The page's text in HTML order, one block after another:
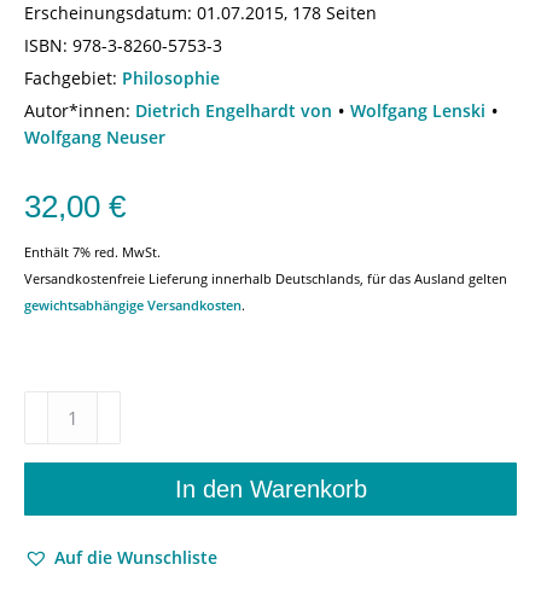
Erscheinungsdatum: 01.07.2015, 178 Seiten
ISBN: 978-3-8260-5753-3
Fachgebiet: Philosophie
Autor*innen: Dietrich Engelhardt von
Wolfgang Lenski
Wolfgang Neuser
32,00 €
Enthält 7% red. MwSt.
Versandkostenfreie Lieferung innerhalb Deutschlands, für das Ausland gelten
gewichtsabhängige Versandkosten.
Hegel
Dietrich
In den Warenkorb
Auf die Wunschliste